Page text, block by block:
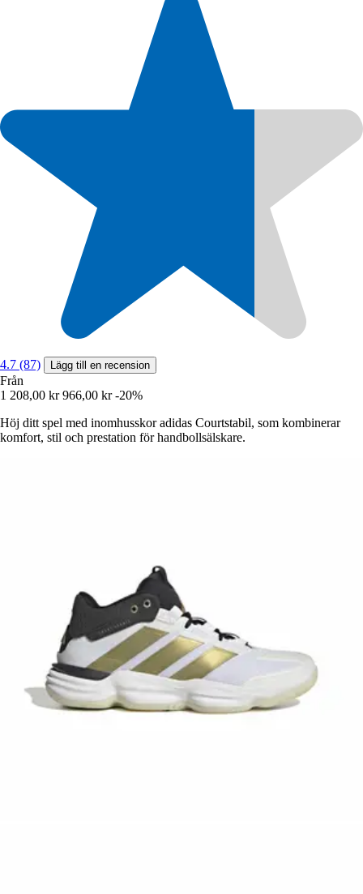
4.7 (87) Lägg till en recension
Från
1 208,00 kr 966,00 kr -20%
Höj ditt spel med inomhusskor adidas Courtstabil, som kombinerar
komfort, stil och prestation för handbollsälskare.